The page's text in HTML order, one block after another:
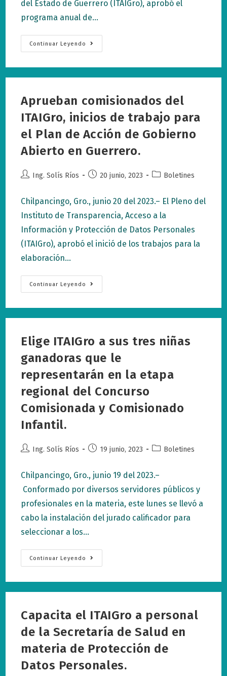
del Estado de Guerrero (ITAIGro), aprobó el
programa anual de…
Continuar Leyendo
Aprueba
El
Anual
Aprueban comisionados del
ITAIGro, inicios de trabajo para
el Plan de Acción de Gobierno
Abierto en Guerrero.
Autor
la
entrada:
Ing. Solís Ríos
Publicación
la
entrada:
20 junio, 2023
Categoría
entrada:
Boletines
Chilpancingo, Gro., junio 20 del 2023.– El Pleno del
Instituto de Transparencia, Acceso a la
Información y Protección de Datos Personales
(ITAIGro), aprobó el inició de los trabajos para la
elaboración…
Continuar Leyendo
Aprueban
Comisionados
De
El
Plan
De
Acción
De
Gobierno
En
Guerrero.
Elige ITAIGro a sus tres niñas
ganadoras que le
representarán en la etapa
regional del Concurso
Comisionada y Comisionado
Infantil.
Autor
la
entrada:
Ing. Solís Ríos
Publicación
la
entrada:
19 junio, 2023
Categoría
entrada:
Boletines
Chilpancingo, Gro., junio 19 del 2023.–
Conformado por diversos servidores públicos y
profesionales en la materia, este lunes se llevó a
cabo la instalación del jurado calificador para
seleccionar a los…
Continuar Leyendo
Elige
ITAIGro
Niñas
Le
Representarán
En
La
Etapa
Regional
Concurso
Comisionada
Capacita el ITAIGro a personal
de la Secretaría de Salud en
materia de Protección de
Datos Personales.